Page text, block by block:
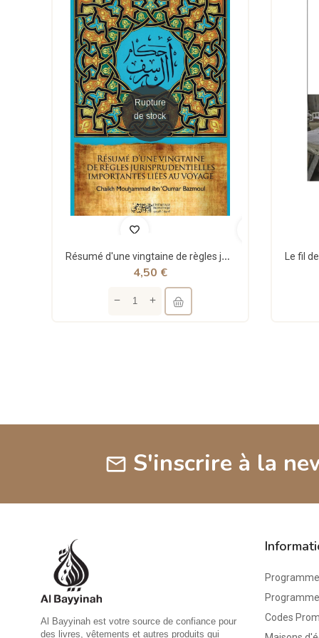
Rupture
de stock
Résumé d'une vingtaine de règles jurisprudentielles liées au voyage - Bazmoul - Héritage...
4,50 €
mail S'inscrire à la
Al Bayyinah est votre source de confiance pour
des livres, vêtements et autres produits qui
Codes